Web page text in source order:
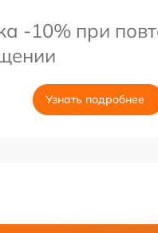
-10% при
Узнать подробнее